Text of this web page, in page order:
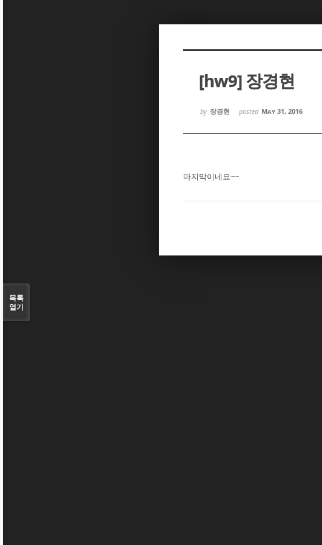
[hw9] 장경현
by 장경현 posted May 31, 2016
마지막이네요~~
목록
열기
Sketchbook5, 스케치북5
Sketchbook5, 스케치북5
Sketchbook5, 스케치북5
Sketchbook5, 스케치북5